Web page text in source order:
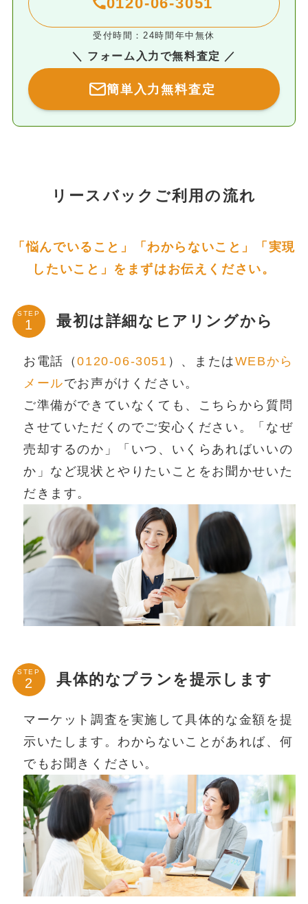
受付時間：24時間年中無休
＼ フォーム入力で無料査定 ／
簡単入力無料査定
リースバックご利用の流れ
「悩んでいること」「わからないこと」「実現
したいこと」をまずはお伝えください。
STEP 最初は詳細なヒアリングから
お電話（0120-06-3051 ）、またはWEBから
メールでお声がけください。
ご準備ができていなくても、こちらから質問
させていただくのでご安心ください。「なぜ
売却するのか」「いつ、いくらあればいいの
か」など現状とやりたいことをお聞かせいた
だきます。
STEP 具体的なプランを提示します
マーケット調査を実施して具体的な金額を提
示いたします。わからないことがあれば、何
でもお聞きください。